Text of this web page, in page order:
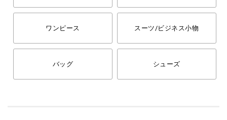
ワンピース スーツ/ビジネス小物
バッグ シューズ